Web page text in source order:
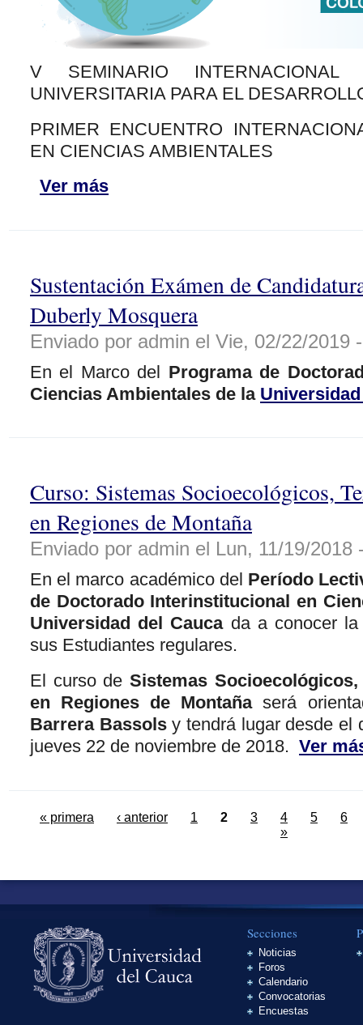
V SEMINARIO INTERNACIONAL
UNIVERSITARIA PARA EL
PRIMER ENCUENTRO
EN CIENCIAS AMBIENTALES
Ver más
Sustentación Exámen de
Duberly Mosquera
Enviado por admin el Vie, 02/22/2019
En el Marco del Programa de
Ciencias Ambientales de la
Curso: Sistemas Socioecológicos,
en Regiones de Montaña
Enviado por admin el Lun, 11/19/2018
En el marco académico del Período
de Doctorado Interinstitucional en
Universidad del Caucada a conocer
sus Estudiantes regulares.
El curso deSistemas
en Regiones de Montañaserá
Barrera Bassolsy tendrá lugar desde el
jueves 22 de noviembre de 2018. Ver
« primera ‹ anterior 1 2 3 4 5
6
»
Secciones
Noticias
Foros
Calendario
Convocatorias
Encuestas